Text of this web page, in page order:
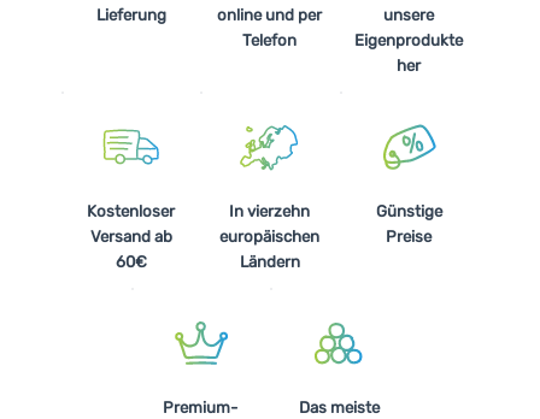
Lieferung
online und per
Telefon
unsere
Eigenprodukte
her
Kostenloser
Versand ab
60€
In vierzehn
europäischen
Ländern
Günstige
Preise
Premium-
Das meiste